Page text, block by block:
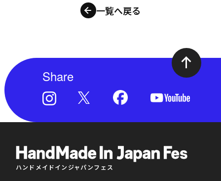
一覧へ戻る
Share
ハンドメイドインジャパンフェス